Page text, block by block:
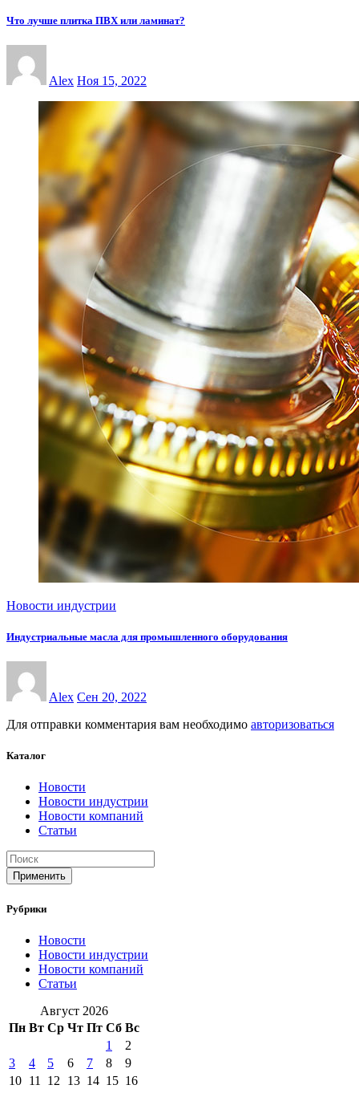
Что лучше плитка ПВХ или ламинат?
Alex Ноя 15, 2022
Новости индустрии
Индустриальные масла для промышленного оборудования
Alex Сен 20, 2022
Для отправки комментария вам необходимо авторизоваться
Каталог
Новости
Новости индустрии
Новости компаний
Статьи
Применить
Рубрики
Новости
Новости индустрии
Новости компаний
Статьи
Август 2026
Пн Вт Ср Чт Пт Сб Вс
1
2
3
4 5 6 7 8
9
10 11 12 13 14 15 16